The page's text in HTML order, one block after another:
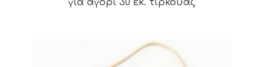
για αγόρι 30 εκ. τιρκουάζ